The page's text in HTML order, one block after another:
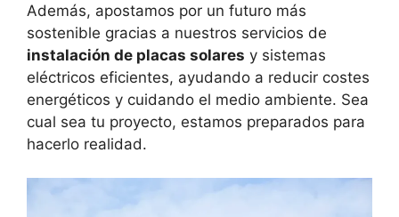
Además, apostamos por un futuro más
sostenible gracias a nuestros servicios de
instalación de placas solares y sistemas
eléctricos eficientes, ayudando a reducir costes
energéticos y cuidando el medio ambiente. Sea
cual sea tu proyecto, estamos preparados para
hacerlo realidad.